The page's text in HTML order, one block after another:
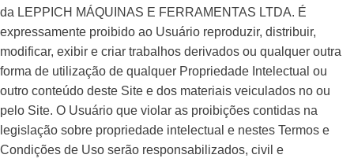
da LEPPICH MÁQUINAS E FERRAMENTAS LTDA. É
expressamente proibido ao Usuário reproduzir, distribuir,
modificar, exibir e criar trabalhos derivados ou qualquer outra
forma de utilização de qualquer Propriedade Intelectual ou
outro conteúdo deste Site e dos materiais veiculados no ou
pelo Site. O Usuário que violar as proibições contidas na
legislação sobre propriedade intelectual e nestes Termos e
Condições de Uso serão responsabilizados, civil e